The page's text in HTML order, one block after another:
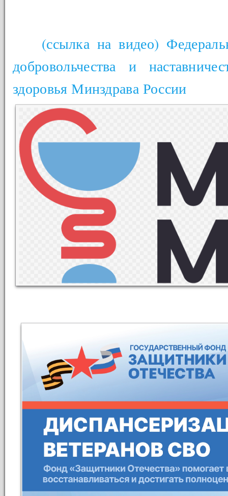
(ссылка на видео)
добровольчества и
здоровья Минздрава России